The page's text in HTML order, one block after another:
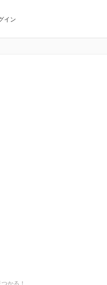
イン
かる！